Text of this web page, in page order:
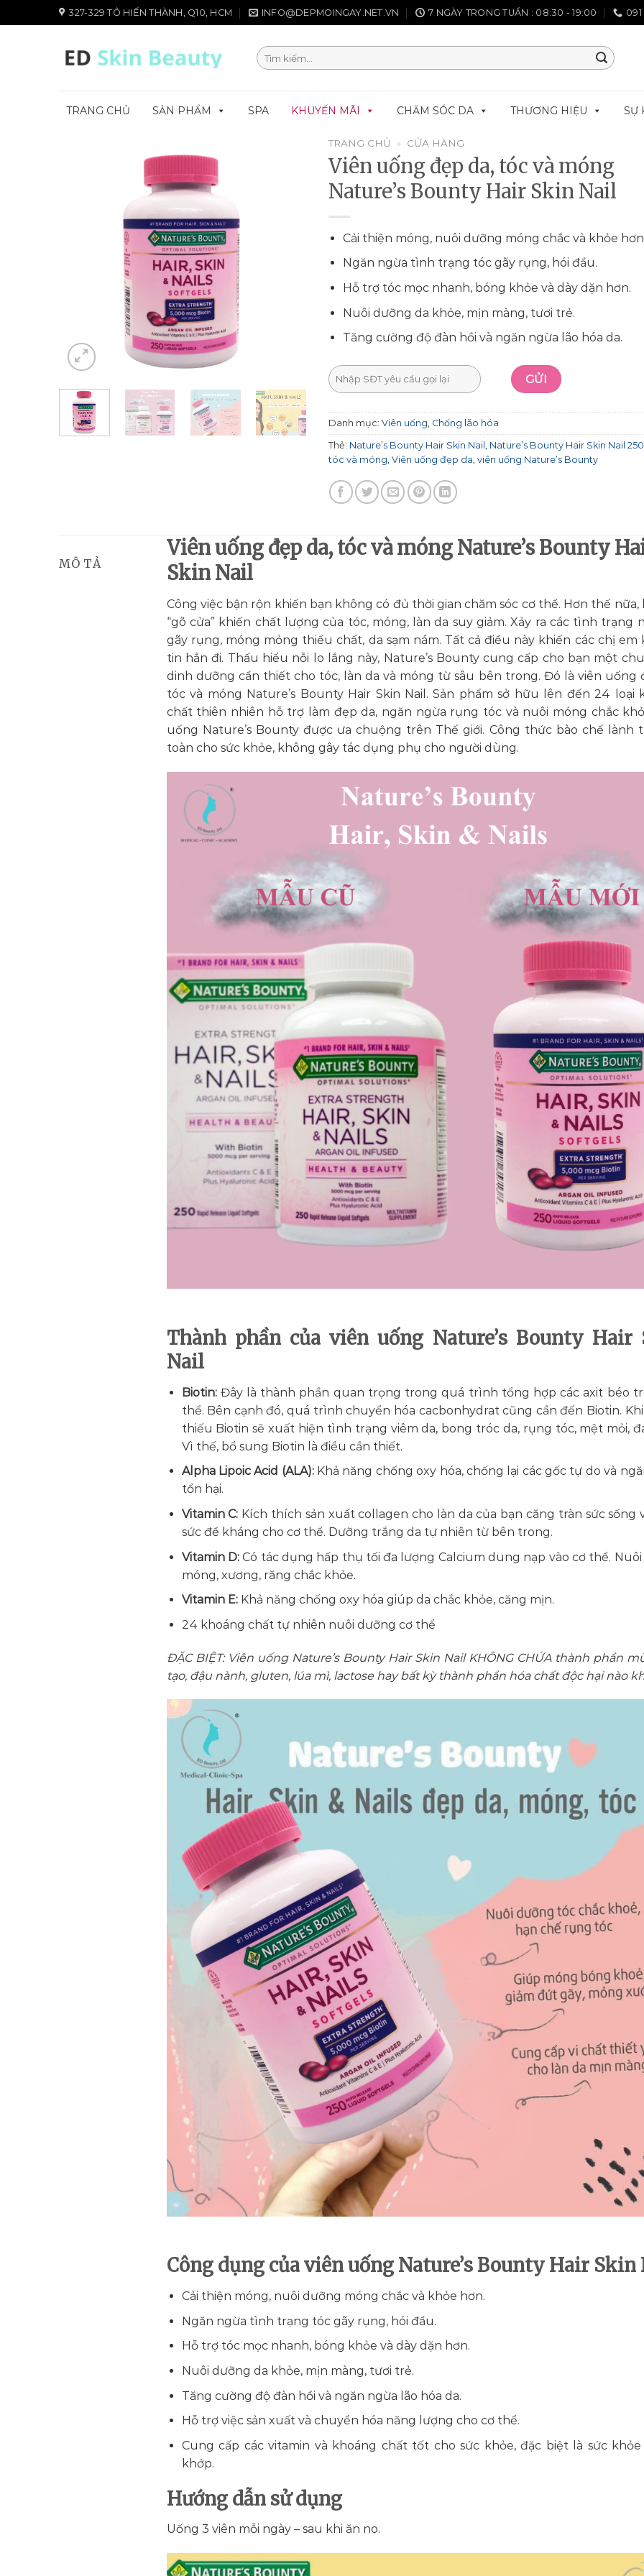
đến
327-329 TÔ HIẾN THÀNH, Q10, HCM INFO@DEPMOINGAY.NET.VN 7 NGÀY TRONG TUẦN : 08:30 - 19:00 091
Tìm
kiếm:
TRANG CHỦ SẢN PHẨM SPA KHUYẾN MÃI CHĂM SÓC DA THƯƠNG HIỆU SỰ
TRANG CHỦ » CỬA HÀNG
Viên uống đẹp da, tóc và móng
Nature’s Bounty Hair Skin Nail
Cải thiện móng, nuôi dưỡng móng chắc và khỏe
Ngăn ngừa tình trạng tóc gãy rụng, hói đầu.
Hỗ trợ tóc mọc nhanh, bóng khỏe và dày dặn hơn.
Nuôi dưỡng da khỏe, mịn màng, tươi trẻ.
Tăng cường độ đàn hồi và ngăn ngừa lão hóa da.
Danh mục: Viên uống Chống lão hóa
Thẻ: Nature’s Bounty Hair Skin Nail Nature’s Bounty Hair Skin Nail
tóc và móng Viên uống đẹp da viên uống Nature’s Bounty
MÔ TẢ
Viên uống đẹp da, tóc và móng Nature’s Bounty
Skin Nail
Công việc bận rộn khiến bạn không có đủ thời gian chăm sóc cơ thể. Hơn thế nữa,
“gõ cửa” khiến chất lượng của tóc, móng, làn da suy giảm. Xảy ra các tình trạng
gãy rụng, móng mỏng thiếu chất, da sạm nám. Tất cả điều này khiến các chị em
tin hẳn đi. Thấu hiểu nỗi lo lắng này, Nature’s Bounty cung cấp cho bạn một
dinh dưỡng cần thiết cho tóc, làn da và móng từ sâu bên trong. Đó là viên uống
tóc và móng Nature’s Bounty Hair Skin Nail. Sản phẩm sở hữu lên đến 24 loại
chất thiên nhiên hỗ trợ làm đẹp da, ngăn ngừa rụng tóc và nuôi móng chắc
uống Nature’s Bounty được ưa chuộng trên Thế giới. Công thức bào chế lành
toàn cho sức khỏe, không gây tác dụng phụ cho người dùng.
Thành phần của viên uống Nature’s Bounty Hair
Nail
Biotin:Đây là thành phần quan trọng trong quá trình tổng hợp các axit béo
thể. Bên cạnh đó, quá trình chuyển hóa cacbonhydrat cũng cần đến Biotin.
thiếu Biotin sẽ xuất hiện tình trạng viêm da, bong tróc da, rụng tóc, mệt mỏi,
Vì thế, bổ sung Biotin là điều cần thiết.
Alpha Lipoic Acid (ALA): Khả năng chống oxy hóa, chống lại các gốc tự do và
tổn hại.
Vitamin C: Kích thích sản xuất collagen cho làn da của bạn căng tràn sức sống
sức đề kháng cho cơ thể. Dưỡng trắng da tự nhiên từ bên trong.
Vitamin D:Có tác dụng hấp thụ tối đa lượng Calcium dung nạp vào cơ thể.
móng, xương, răng chắc khỏe.
Vitamin E:Khả năng chống oxy hóa giúp da chắc khỏe, căng mịn.
24 khoáng chất tự nhiên nuôi dưỡng cơ thể
ĐẶC BIỆT: Viên uống Nature’s Bounty Hair Skin Nail KHÔNG CHỨA thành phần
tạo, đậu nành, gluten, lúa mì, lactose hay bất kỳ thành phần hóa chất độc hại nào
Công dụng của viên uống Nature’s Bounty Hair Skin
Cải thiện móng, nuôi dưỡng móng chắc và khỏe hơn.
Ngăn ngừa tình trạng tóc gãy rụng, hói đầu.
Hỗ trợ tóc mọc nhanh, bóng khỏe và dày dặn hơn.
Nuôi dưỡng da khỏe, mịn màng, tươi trẻ.
Tăng cường độ đàn hồi và ngăn ngừa lão hóa da.
Hỗ trợ việc sản xuất và chuyển hóa năng lượng cho cơ thể.
Cung cấp các vitamin và khoáng chất tốt cho sức khỏe, đặc biệt là sức
khớp.
Hướng dẫn sử dụng
Uống 3 viên mỗi ngày – sau khi ăn no.